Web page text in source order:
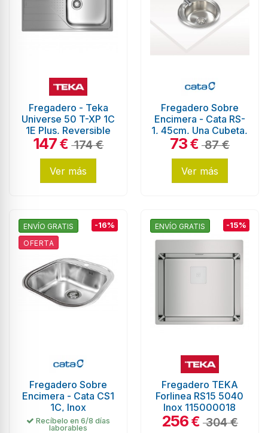
Fregadero - Teka
Universe 50 T-XP 1C
1E Plus, Reversible
147€ 174 €
Ver más
Fregadero Sobre
Encimera - Cata RS-
1, 45cm, Una Cubeta,
Inox
73€ 87 €
Ver más
ENVÍO GRATIS
OFERTA
-16%
Fregadero Sobre
Encimera - Cata CS1
1C, Inox
Recíbelo en 6/8 días
laborables
ENVÍO GRATIS -15%
Fregadero TEKA
Forlinea RS15 5040
Inox 115000018
256€ 304 €